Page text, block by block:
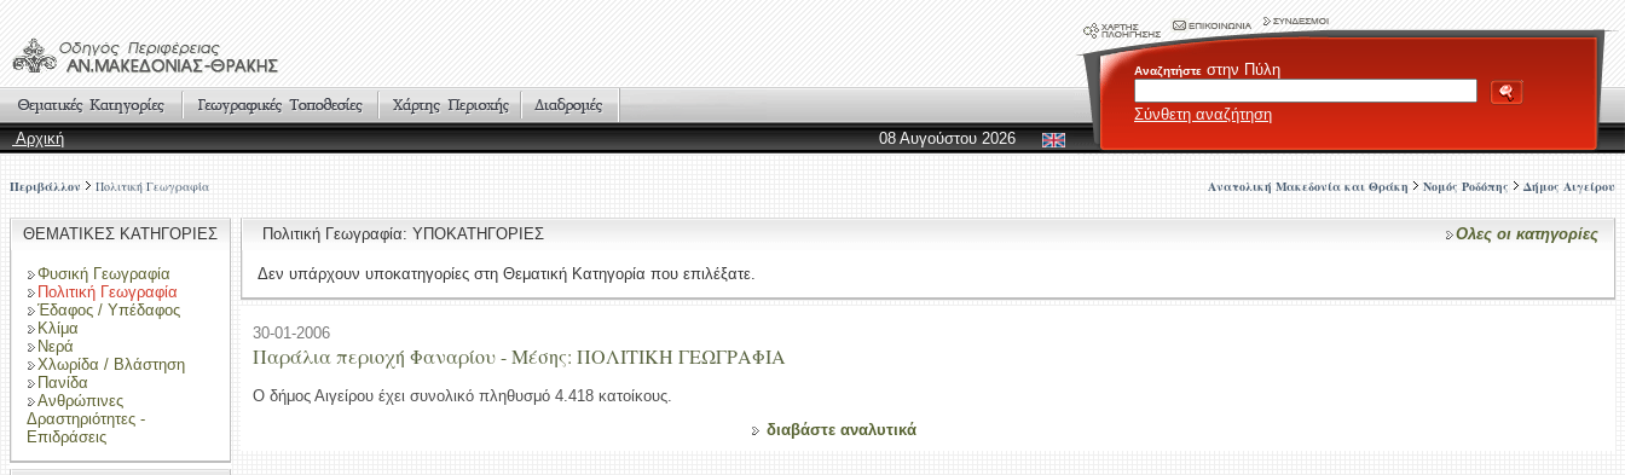
Αναζητήστε στην Πύλη
Σύνθετη αναζήτηση
Αρχική
08 Αυγούστου 2026
Περιβάλλον Πολιτική Γεωγραφία Ανατολική Μακεδονία και Θράκη Νομός Ροδόπης Δήμος Αιγείρου
ΘΕΜΑΤΙΚΕΣ ΚΑΤΗΓΟΡΙΕΣ
Φυσική Γεωγραφία
Πολιτική Γεωγραφία
Έδαφος / Υπέδαφος
Κλίμα
Νερά
Χλωρίδα / Βλάστηση
Πανίδα
Ανθρώπινες
Δραστηριότητες -
Επιδράσεις
Πολιτική Γεωγραφία: ΥΠΟΚΑΤΗΓΟΡΙΕΣ Ολες οι κατηγορίες
Δεν υπάρχουν υποκατηγορίες στη Θεματική Κατηγορία που επιλέξατε.
30-01-2006
Παράλια περιοχή Φαναρίου - Μέσης: ΠΟΛΙΤΙΚΗ ΓΕΩΓΡΑΦΙΑ
Ο δήμος Αιγείρου έχει συνολικό πληθυσμό 4.418 κατοίκους.
διαβάστε αναλυτικά